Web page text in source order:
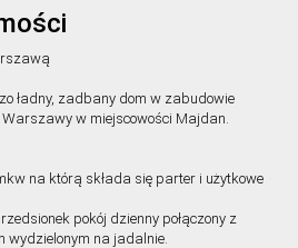
ładny, zadbany dom w zabudowie
Warszawy w miejscowości Majdan.
na którą składa się parter i użytkowe
pokój dzienny połączony z
wydzielonym na jadalnie.